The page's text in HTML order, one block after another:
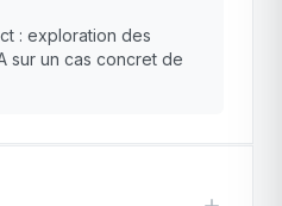
: exploration des
sur un cas concret de